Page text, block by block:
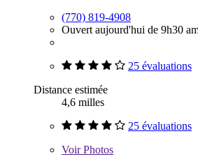
(770) 819-4908
Ouvert aujourd'hui de 9h30
25 évaluations
Distance estimée
4,6 milles
25 évaluations
VoirPhotos